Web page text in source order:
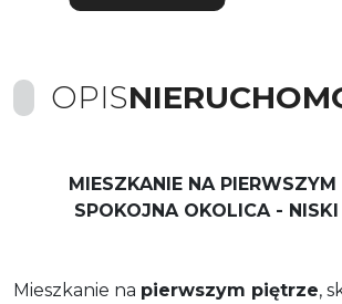
OPIS
MIESZKANIE NA PIERWSZYM
SPOKOJNA OKOLICA -
Mieszkanie na pierwszym piętrze,